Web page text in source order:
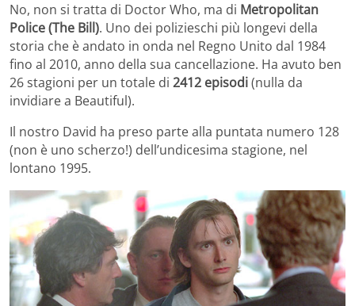
No, non si tratta di Doctor Who, ma di Metropolitan
Police (The Bill). Uno dei polizieschi più longevi della
storia che è andato in onda nel Regno Unito dal 1984
fino al 2010, anno della sua cancellazione. Ha avuto ben
26 stagioni per un totale di 2412 episodi(nulla da
invidiare a Beautiful).
Il nostro David ha preso parte alla puntata numero 128
(non è uno scherzo!) dell’undicesima stagione, nel
lontano 1995.